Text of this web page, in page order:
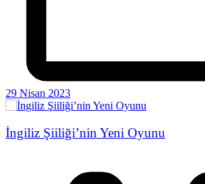
29 Nisan 2023
İngiliz Şiiliği’nin Yeni Oyunu